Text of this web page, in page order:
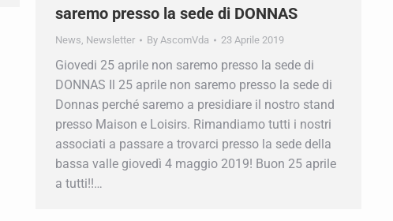
saremo presso la sede di DONNAS
News, Newsletter By AscomVda 23 Aprile 2019
Giovedi 25 aprile non saremo presso la sede di
DONNAS Il 25 aprile non saremo presso la sede di
Donnas perché saremo a presidiare il nostro stand
presso Maison e Loisirs. Rimandiamo tutti i nostri
associati a passare a trovarci presso la sede della
bassa valle giovedì 4 maggio 2019! Buon 25 aprile
a tutti!!…